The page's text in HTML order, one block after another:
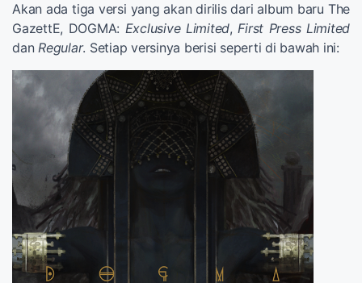
Akan ada tiga versi yang akan dirilis dari album baru The
GazettE, DOGMA: Exclusive Limited,First Press Limited
dan Regular. Setiap versinya berisi seperti di bawah ini: